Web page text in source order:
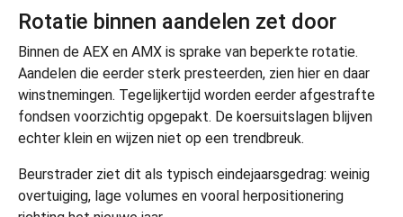
Rotatie binnen aandelen zet door
Binnen de AEX en AMX is sprake van beperkte rotatie.
Aandelen die eerder sterk presteerden, zien hier en daar
winstnemingen. Tegelijkertijd worden eerder afgestrafte
fondsen voorzichtig opgepakt. De koersuitslagen blijven
echter klein en wijzen niet op een trendbreuk.
Beurstrader ziet dit als typisch eindejaarsgedrag: weinig
overtuiging, lage volumes en vooral herpositionering